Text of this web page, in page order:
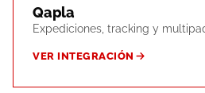
Qapla
Expediciones, tracking y
VER INTEGRACIÓN